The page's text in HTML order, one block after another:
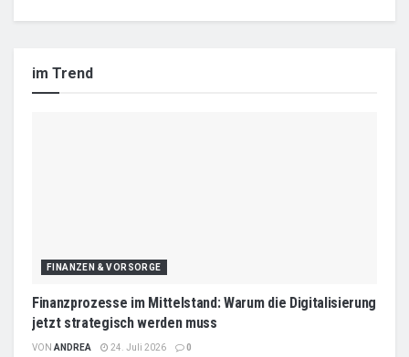
im Trend
FINANZEN & VORSORGE
Finanzprozesse im Mittelstand: Warum die Digitalisierung
jetzt strategisch werden muss
VON ANDREA 24. Juli 2026 0